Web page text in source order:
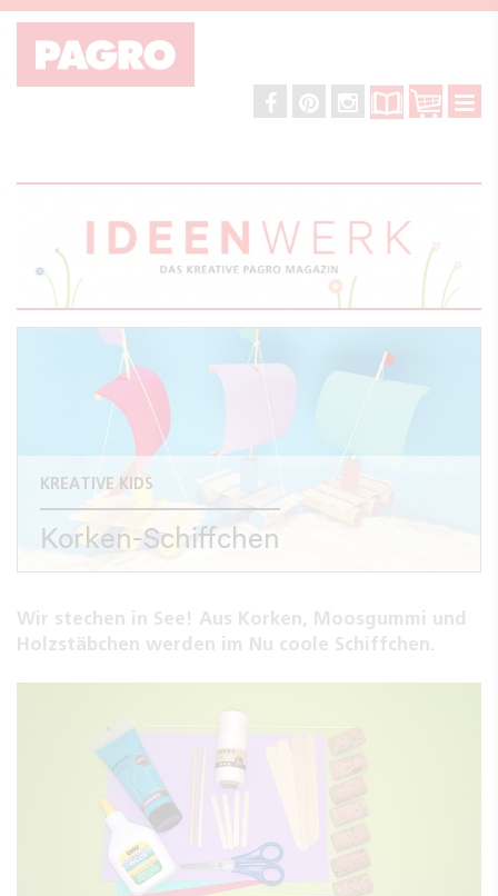
KREATIVE KIDS
Korken-Schiffchen
Wir stechen in See! Aus Korken, Moosgummi und
Holzstäbchen werden im Nu coole Schiffchen.